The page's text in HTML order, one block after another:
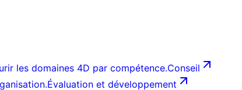
les domaines 4D par compétence.Conseil
Évaluation et développement